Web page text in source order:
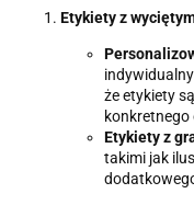
Etykiety z
że etykiety
konkretnego
Etykiety z
takimi jak